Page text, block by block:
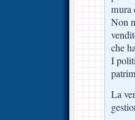
mura
Non
che
I
La